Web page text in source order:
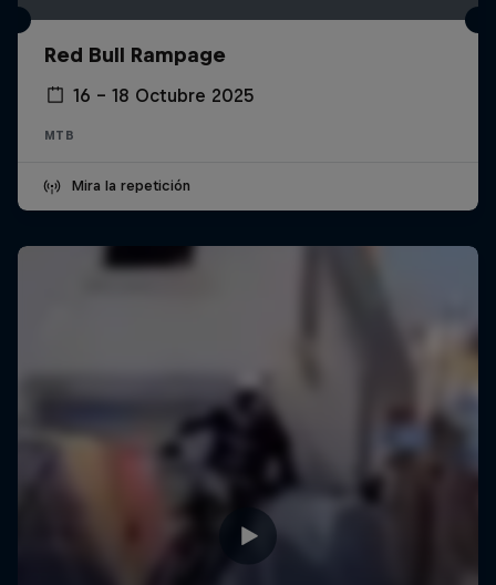
Red Bull Rampage
16 – 18 Octubre 2025
MTB
Mira la repetición